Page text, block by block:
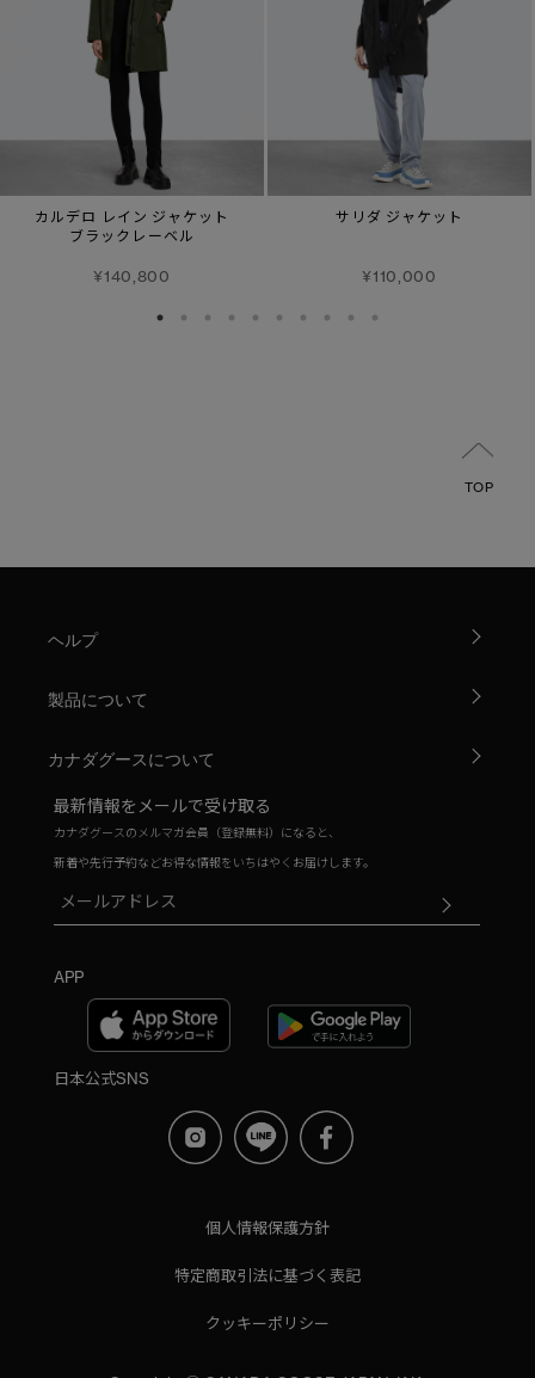
カルデロ レイン ジャケット
ブラックレーベル
¥140,800
サリダ ジャケット
¥110,000
TOP
ヘルプ
製品について
カナダグースについて
最新情報をメールで受け取る
カナダグースのメルマガ会員（登録無料）になると、
新着や先行予約などお得な情報をいちはやくお届けします。
APP
日本公式SNS
個人情報保護方針
特定商取引法に基づく表記
クッキーポリシー